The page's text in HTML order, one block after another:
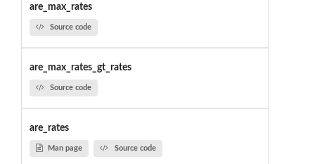
are_max_rates
Source code
are_max_rates_gt_rates
Source code
are_rates
Man page Source code